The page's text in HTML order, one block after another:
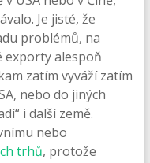
Je jisté, že
problémů, na
exporty alespoň
zatím vyváží zatím
nebo do jiných
i další země.
nebo
trhů, protože